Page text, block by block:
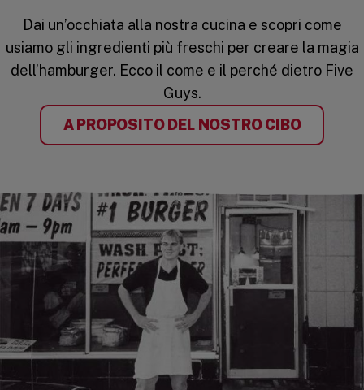
Dai un’occhiata alla nostra cucina e scopri come
usiamo gli ingredienti più freschi per creare la magia
dell’hamburger. Ecco il come e il perché dietro Five
Guys.
A PROPOSITO DEL NOSTRO CIBO